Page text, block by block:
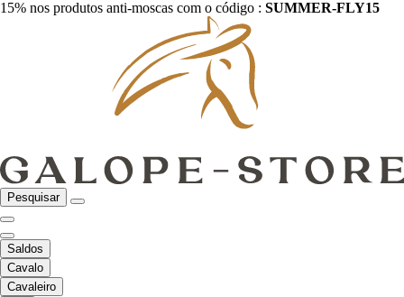
15% nos produtos anti-moscas com o código : SUMMER-FLY15
Pesquisar
Saldos
Cavalo
Cavaleiro